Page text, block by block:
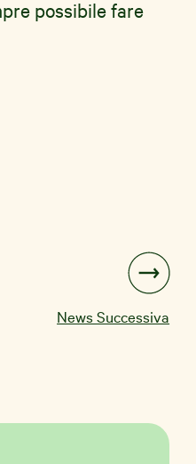
possibile fare
News Successiva